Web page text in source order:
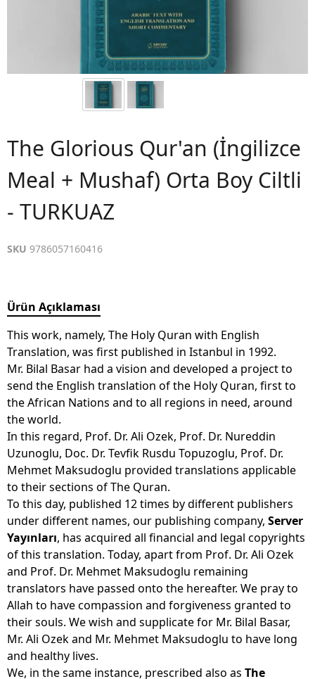
The Glorious Qur'an (İngilizce
Meal + Mushaf) Orta Boy Ciltli
- TURKUAZ
SKU 9786057160416
Ürün Açıklaması
This work, namely, The Holy Quran with English
Translation, was first published in Istanbul in 1992.
Mr. Bilal Basar had a vision and developed a project to
send the English translation of the Holy Quran, first to
the African Nations and to all regions in need, around
the world.
In this regard, Prof. Dr. Ali Ozek, Prof. Dr. Nureddin
Uzunoglu, Doc. Dr. Tevfik Rusdu Topuzoglu, Prof. Dr.
Mehmet Maksudoglu provided translations applicable
to their sections of The Quran.
To this day, published 12 times by different publishers
under different names, our publishing company, Server
Yayınları, has acquired all financial and legal copyrights
of this translation. Today, apart from Prof. Dr. Ali Ozek
and Prof. Dr. Mehmet Maksudoglu remaining
translators have passed onto the hereafter. We pray to
Allah to have compassion and forgiveness granted to
their souls. We wish and supplicate for Mr. Bilal Basar,
Mr. Ali Ozek and Mr. Mehmet Maksudoglu to have long
and healthy lives.
We, in the same instance, prescribed also as The